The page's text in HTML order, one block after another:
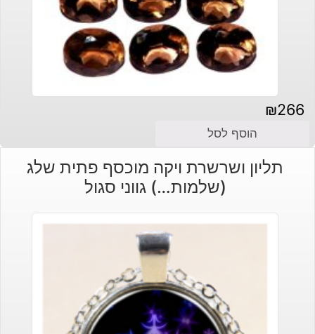
₪266
הוסף לסל
תליון ושרשרת ויקה מוכסף פתית שלג
(שלמות…) גווני סגול